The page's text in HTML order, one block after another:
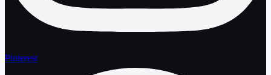
Pinterest